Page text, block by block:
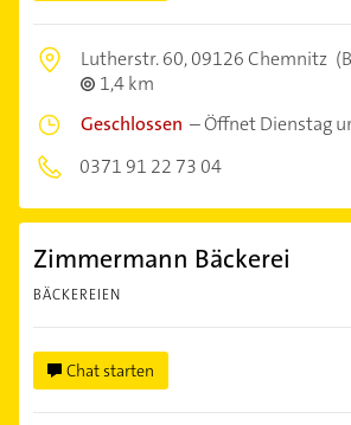
Lutherstr. 60,09126 Chemnitz
1,4 km
Geschlossen –Öffnet Dienstag
0371 91 22 73 04
Zimmermann Bäckerei
BÄCKEREIEN
Chat starten